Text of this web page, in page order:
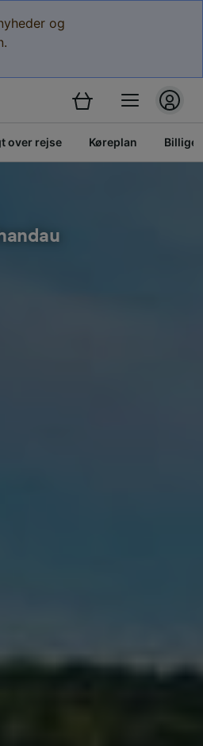
og
over rejse Køreplan Billige